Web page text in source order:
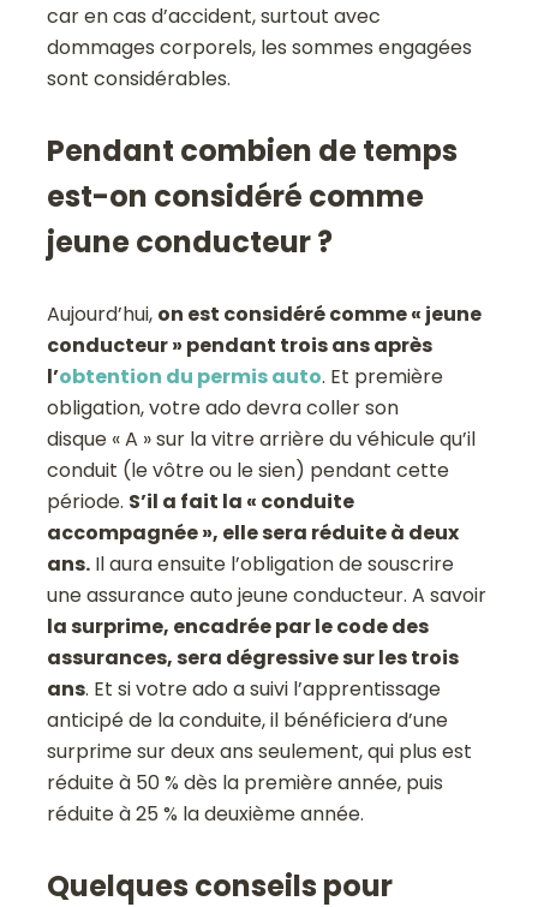
car en cas d’accident, surtout avec
dommages corporels, les sommes engagées
sont considérables.
Pendant combien de temps
est-on considéré comme
jeune conducteur ?
Aujourd’hui, on est considéré comme « jeune
conducteur » pendant trois ans après
l’obtention du permis auto. Et première
obligation, votre ado devra coller son
disque « A » sur la vitre arrière du véhicule qu’il
conduit (le vôtre ou le sien) pendant cette
période. S’il a fait la « conduite
accompagnée », elle sera réduite à deux
ans. Il aura ensuite l’obligation de souscrire
une assurance auto jeune conducteur. A savoir
la surprime, encadrée par le code des
assurances, sera dégressive sur les trois
ans. Et si votre ado a suivi l’apprentissage
anticipé de la conduite, il bénéficiera d’une
surprime sur deux ans seulement, qui plus est
réduite à 50 % dès la première année, puis
réduite à 25 % la deuxième année.
Quelques conseils pour